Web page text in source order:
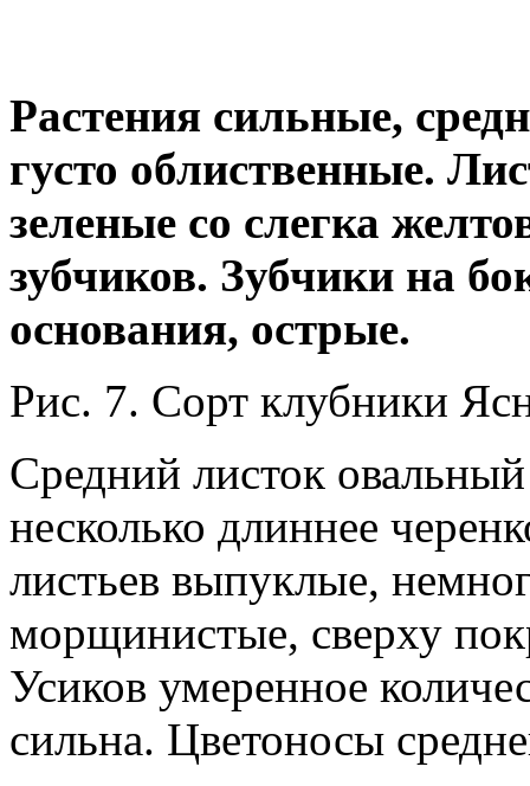
Растения сильные,
густо облиственные.
зеленые со слегка
зубчиков. Зубчики на
основания, острые.
Рис. 7. Сорт клубники
Средний листок
несколько длиннее
листьев выпуклые,
морщинистые, сверху
Усиков умеренное
сильна. Цветоносы